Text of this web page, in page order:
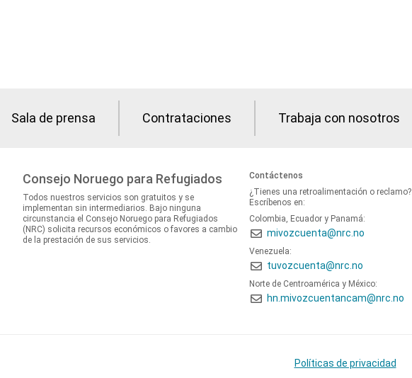
Sala de prensa Contrataciones Trabaja con nosotros
Consejo Noruego para Refugiados
Todos nuestros servicios son gratuitos y se
implementan sin intermediarios. Bajo ninguna
circunstancia el Consejo Noruego para Refugiados
(NRC) solicita recursos económicos o favores a cambio
de la prestación de sus servicios.
Contáctenos
¿Tienes una retroalimentación o reclamo?
Escríbenos en:
Colombia, Ecuador y Panamá:
mivozcuenta@nrc.no
Venezuela:
tuvozcuenta@nrc.no
Norte de Centroamérica y México:
hn.mivozcuentancam@nrc.no
Políticas de privacidad